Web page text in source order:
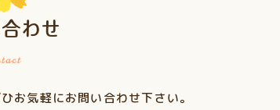
わせ
お気軽にお問い合わせ下さい。